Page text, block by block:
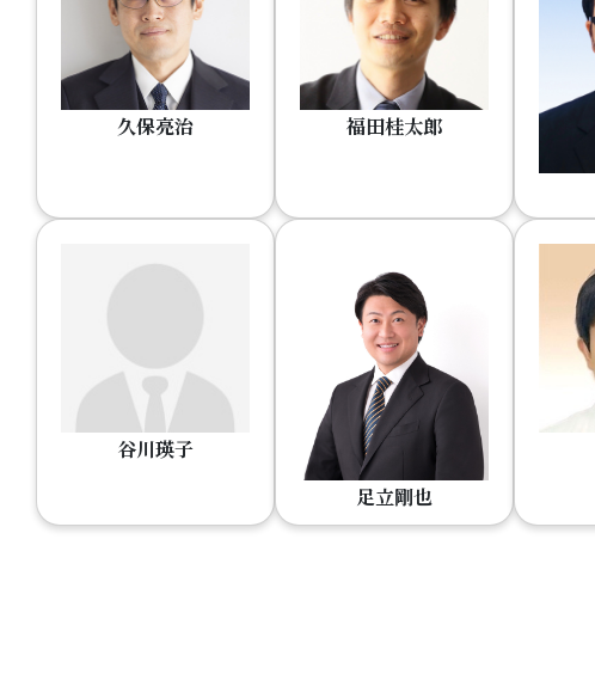
久保亮治 福田桂太郎
谷川瑛子
足立剛也